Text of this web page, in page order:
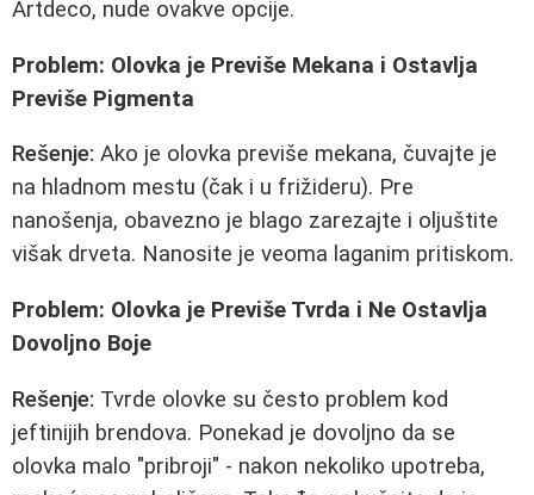
Artdeco, nude ovakve opcije.
Problem: Olovka je Previše Mekana i Ostavlja
Previše Pigmenta
Rešenje: Ako je olovka previše mekana, čuvajte je
na hladnom mestu (čak i u frižideru). Pre
nanošenja, obavezno je blago zarezajte i oljuštite
višak drveta. Nanosite je veoma laganim pritiskom.
Problem: Olovka je Previše Tvrda i Ne Ostavlja
Dovoljno Boje
Rešenje: Tvrde olovke su često problem kod
jeftinijih brendova. Ponekad je dovoljno da se
olovka malo "pribroji" - nakon nekoliko upotreba,